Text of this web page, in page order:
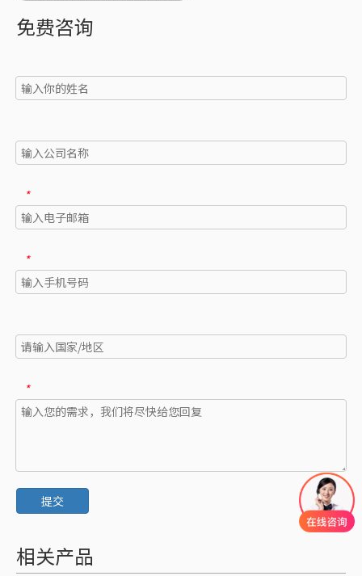
免费咨询
*
*
*
提交
相关产品